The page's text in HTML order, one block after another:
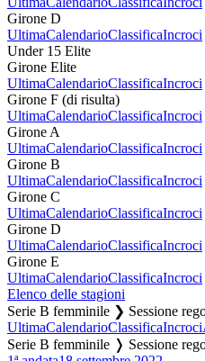
Girone D
UltimaCalendarioClassificaIncroci
Under 15 Elite
Girone Elite
UltimaCalendarioClassificaIncroci
Girone F (di risulta)
UltimaCalendarioClassificaIncroci
Girone A
UltimaCalendarioClassificaIncroci
Girone B
UltimaCalendarioClassificaIncroci
Girone C
UltimaCalendarioClassificaIncroci
Girone D
UltimaCalendarioClassificaIncroci
Girone E
UltimaCalendarioClassificaIncroci
Elenco delle stagioni
Serie B femminile ❯ Sessione
UltimaCalendarioClassificaIncroci
Serie B femminile ❭ Sessione